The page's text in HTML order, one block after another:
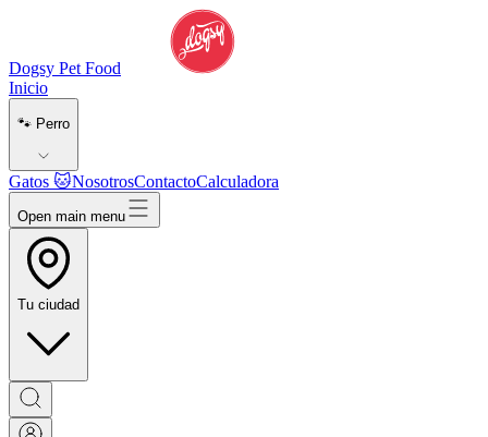
Dogsy Pet Food
Inicio
🐾 Perro
Gatos 🐱NosotrosContactoCalculadora
Open main menu
Tu ciudad